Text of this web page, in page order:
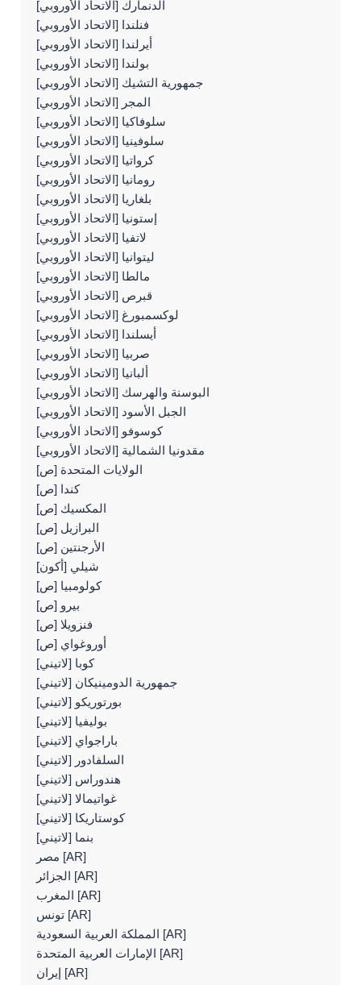
الدنمارك [الاتحاد الأوروبي]
فنلندا [الاتحاد الأوروبي]
أيرلندا [الاتحاد الأوروبي]
بولندا [الاتحاد الأوروبي]
جمهورية التشيك [الاتحاد الأوروبي]
المجر [الاتحاد الأوروبي]
سلوفاكيا [الاتحاد الأوروبي]
سلوفينيا [الاتحاد الأوروبي]
كرواتيا [الاتحاد الأوروبي]
رومانيا [الاتحاد الأوروبي]
بلغاريا [الاتحاد الأوروبي]
إستونيا [الاتحاد الأوروبي]
لاتفيا [الاتحاد الأوروبي]
ليتوانيا [الاتحاد الأوروبي]
مالطا [الاتحاد الأوروبي]
قبرص [الاتحاد الأوروبي]
لوكسمبورغ [الاتحاد الأوروبي]
أيسلندا [الاتحاد الأوروبي]
صربيا [الاتحاد الأوروبي]
ألبانيا [الاتحاد الأوروبي]
البوسنة والهرسك [الاتحاد الأوروبي]
الجبل الأسود [الاتحاد الأوروبي]
كوسوفو [الاتحاد الأوروبي]
مقدونيا الشمالية [الاتحاد الأوروبي]
الولايات المتحدة [ص]
كندا [ص]
المكسيك [ص]
البرازيل [ص]
الأرجنتين [ص]
شيلي [أكون]
كولومبيا [ص]
بيرو [ص]
فنزويلا [ص]
أوروغواي [ص]
كوبا [لاتيني]
جمهورية الدومينيكان [لاتيني]
بورتوريكو [لاتيني]
بوليفيا [لاتيني]
باراجواي [لاتيني]
السلفادور [لاتيني]
هندوراس [لاتيني]
غواتيمالا [لاتيني]
كوستاريكا [لاتيني]
بنما [لاتيني]
مصر [AR]
الجزائر [AR]
المغرب [AR]
تونس [AR]
المملكة العربية السعودية [AR]
الإمارات العربية المتحدة [AR]
إيران [AR]